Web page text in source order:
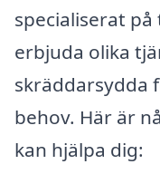
specialiserat
erbjuda olika
skräddarsydda
behov. Här är
kan hjälpa dig: